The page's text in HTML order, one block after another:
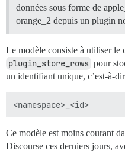
données sous forme de
orange_2 depuis un plugin
Le modèle consiste à utiliser le
plugin_store_rows pour
un identifiant unique, c’est-à-
Ce modèle est moins courant
Discourse ces derniers jours,